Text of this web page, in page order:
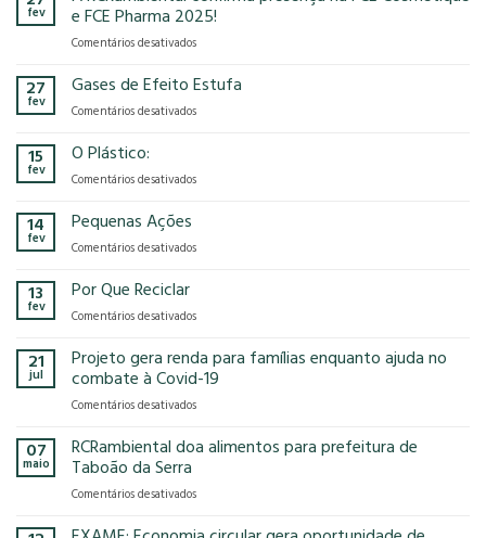
parou
para
pensar
impacto
o
tem
fev e FCE Pharma 2025!
Comentários desativadosem
RCRambiental
presença
e
2025!
27
fev
Gases de Efeito Estufa
Comentários desativadosem
Estufa
15
fev
O Plástico:
Comentários desativadosem
14
fev
Pequenas Ações
Comentários desativadosem
13
fev
Por Que Reciclar
Comentários desativadosem
Que
Reciclar
21
jul
Projeto gera renda para famílias enquanto ajuda no
combate à Covid-19
Comentários desativadosem
gera
famílias
ajuda
07
maio
RCRambiental doa alimentos para prefeitura de
Taboão da Serra
Comentários desativadosem
doa